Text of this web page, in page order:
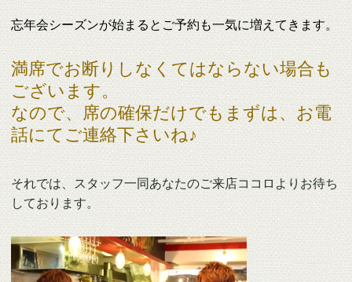
忘年会シーズンが始まるとご予約も一気に増えてきます。
満席でお断りしなくてはならない場合も
ございます。
なので、席の確保だけでもまずは、お電
話にてご連絡下さいね♪
それでは、スタッフ一同あなたのご来店ココロよりお待ち
しております。